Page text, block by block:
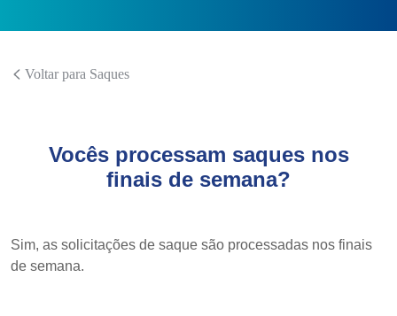
Voltar para Saques
Vocês processam saques nos
finais de semana?
Sim, as solicitações de saque são processadas nos finais
de semana.